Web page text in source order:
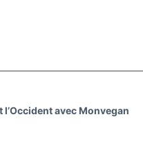
l’Occident avec Monvegan